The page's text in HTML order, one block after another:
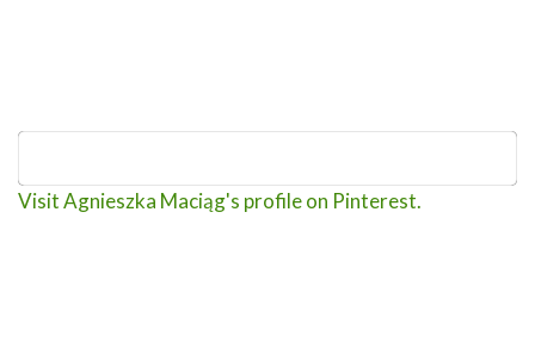
Visit Agnieszka Maciąg's profile on Pinterest.